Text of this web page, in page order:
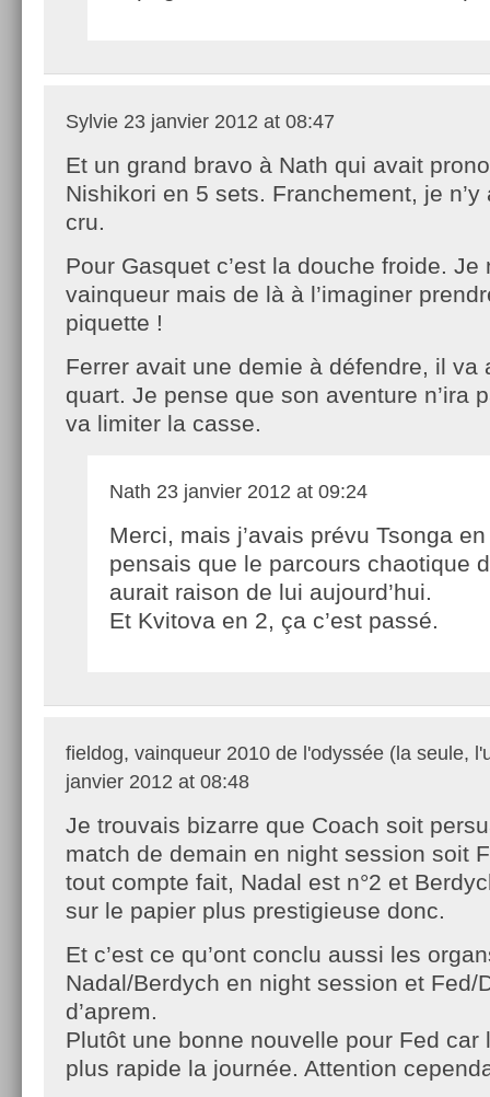
Sylvie 23 janvier 2012 at 08:47
Et un grand bravo à Nath qui avait
Nishikori en 5 sets. Franchement, je n’y
cru.
Pour Gasquet c’est la douche froide.
vainqueur mais de là à l’imaginer
piquette !
Ferrer avait une demie à défendre, il va
quart. Je pense que son aventure n’ira
va limiter la casse.
Nath 23 janvier 2012 at 09:24
Merci, mais j’avais prévu Tsonga
pensais que le parcours chaotique
aurait raison de lui aujourd’hui.
Et Kvitova en 2, ça c’est passé.
fieldog, vainqueur 2010 de l'odyssée (la seule,
janvier 2012 at 08:48
Je trouvais bizarre que Coach soit
match de demain en night session soit
tout compte fait, Nadal est n°2 et
sur le papier plus prestigieuse donc.
Et c’est ce qu’ont conclu aussi les
Nadal/Berdych en night session et Fed/
d’aprem.
Plutôt une bonne nouvelle pour Fed car
plus rapide la journée. Attention